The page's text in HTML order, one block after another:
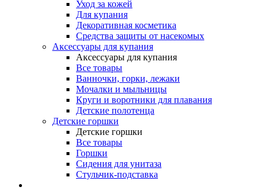
Уход за кожей
Для купания
Декоративная косметика
Средства защиты от насекомых
Аксессуары для купания
Аксессуары для купания
Все товары
Ванночки, горки, лежаки
Мочалки и мыльницы
Круги и воротники для плавания
Детские полотенца
Детские горшки
Детские горшки
Все товары
Горшки
Сидения для унитаза
Стульчик-подставка